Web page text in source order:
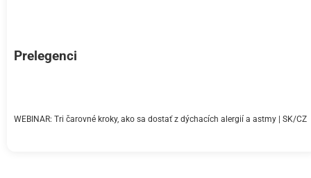
Prelegenci
WEBINAR: Tri čarovné kroky, ako sa dostať z dýchacích alergií a astmy | SK/CZ